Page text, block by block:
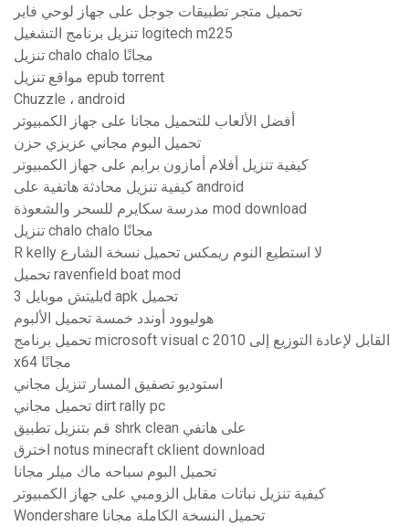
تحميل متجر تطبيقات جوجل على جهاز لوحي فاير
تنزيل برنامج التشغيل logitech m225
تنزيل chalo chalo مجانًا
مواقع تنزيل epub torrent
Chuzzle ، android
أفضل الألعاب للتحميل مجانا على جهاز الكمبيوتر
تحميل البوم مجاني عزيزي حزن
كيفية تنزيل أفلام أمازون برايم على جهاز الكمبيوتر
كيفية تنزيل محادثة هاتفية على android
مدرسة سكايرم للسحر والشعوذة mod download
تنزيل chalo chalo مجانًا
R kelly لا استطيع النوم ريمكس تحميل نسخة الشارع
تحميل ravenfield boat mod
بليتش موبايل 3d apk تحميل
هوليوود أوندد خمسة تحميل الألبوم
تحميل برنامج microsoft visual c 2010 القابل لإعادة التوزيع إلى
x64 مجانًا
استوديو تصفيق المسار تنزيل مجاني
تحميل مجاني dirt rally pc
قم بتنزيل تطبيق shrk clean على هاتفي
اخترق notus minecraft cklient download
تحميل البوم سباحه ماك ميلر مجانا
كيفية تنزيل نباتات مقابل الزومبي على جهاز الكمبيوتر
Wondershare تحميل النسخة الكاملة مجانا